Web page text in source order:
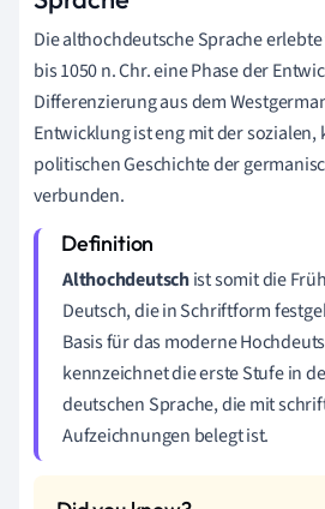
Die althochdeutsche Sprache erlebte
bis 1050 n. Chr. eine Phase der
Differenzierung aus dem
Entwicklung ist eng mit der
politischen Geschichte der
verbunden.
Althochdeutschist somit die
Deutsch, die in Schriftform
Basis für das moderne
kennzeichnet die erste Stufe in
deutschen Sprache, die mit
Aufzeichnungen belegt ist.